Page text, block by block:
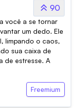
90
você a se tornar
um dedo. Ele
limpando o caos,
sua caixa de
de estresse. A
Freemium